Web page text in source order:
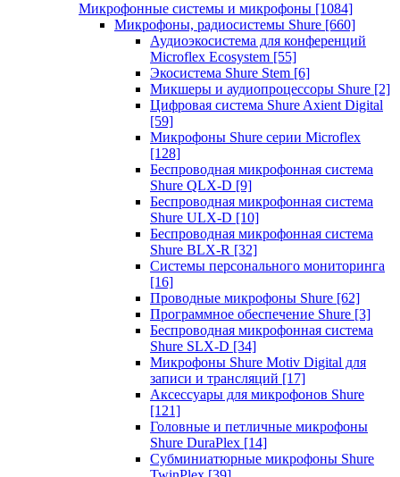
Микрофонные системы и микрофоны [1084]
Микрофоны, радиосистемы Shure [660]
Аудиоэкосистема для конференций
Microflex Ecosystem [55]
Экосистема Shure Stem [6]
Микшеры и аудиопроцессоры Shure [2]
Цифровая система Shure Axient Digital
[59]
Микрофоны Shure серии Microflex
[128]
Беспроводная микрофонная система
Shure QLX-D [9]
Беспроводная микрофонная система
Shure ULX-D [10]
Беспроводная микрофонная система
Shure BLX-R [32]
Системы персонального мониторинга
[16]
Проводные микрофоны Shure [62]
Программное обеспечение Shure [3]
Беспроводная микрофонная система
Shure SLX-D [34]
Микрофоны Shure Motiv Digital для
записи и трансляций [17]
Аксессуары для микрофонов Shure
[121]
Головные и петличные микрофоны
Shure DuraPlex [14]
Субминиатюрные микрофоны Shure